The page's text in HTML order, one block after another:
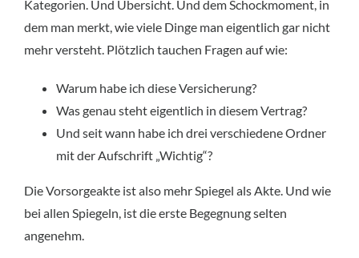
Kategorien. Und Übersicht. Und dem Schockmoment, in
dem man merkt, wie viele Dinge man eigentlich gar nicht
mehr versteht. Plötzlich tauchen Fragen auf wie:
Warum habe ich diese Versicherung?
Was genau steht eigentlich in diesem Vertrag?
Und seit wann habe ich drei verschiedene Ordner
mit der Aufschrift „Wichtig“?
Die Vorsorgeakte ist also mehr Spiegel als Akte. Und wie
bei allen Spiegeln, ist die erste Begegnung selten
angenehm.